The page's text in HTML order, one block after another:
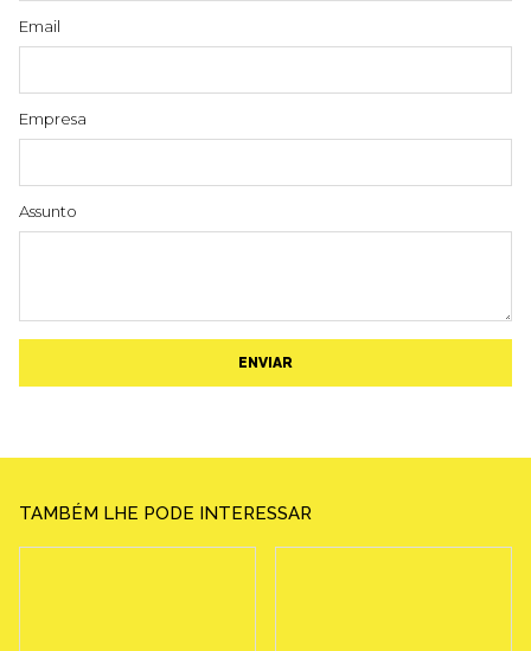
Email
Empresa
Assunto
ENVIAR
TAMBÉM LHE PODE INTERESSAR